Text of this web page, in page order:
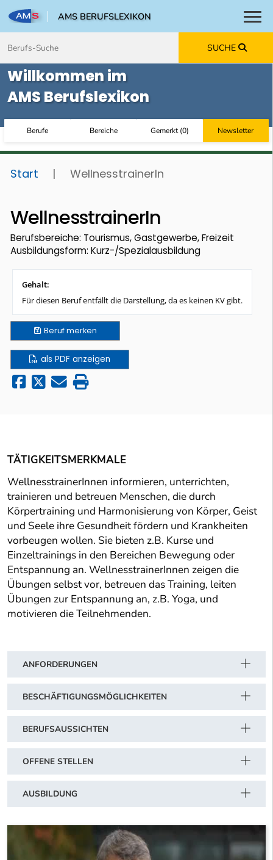
AMS BERUFSLEXIKON
SUCHE
Willkommen im
AMS Berufslexikon
Berufe Bereiche Gemerkt(0) Newsletter
Start | WellnesstrainerIn
WellnesstrainerIn
Berufsbereiche: Tourismus, Gastgewerbe, Freizeit
Ausbildungsform: Kurz-/Spezialausbildung
Gehalt:
Für diesen Beruf entfällt die Darstellung, da es keinen KV gibt.
Berufmerken
als PDF anzeigen
TÄTIGKEITSMERKMALE
WellnesstrainerInnen informieren, unterrichten,
trainieren und betreuen Menschen, die durch
Körpertraining und Harmonisierung von Körper, Geist
und Seele ihre Gesundheit fördern und Krankheiten
vorbeugen wollen. Sie bieten z.B. Kurse und
Einzeltrainings in den Bereichen Bewegung oder
Entspannung an. WellnesstrainerInnen zeigen die
Übungen selbst vor, betreuen das Training, leiten
Übungen zur Entspannung an, z.B. Yoga, und
motivieren die Teilnehmenden.
ANFORDERUNGEN
BESCHÄFTIGUNGSMÖGLICHKEITEN
BERUFSAUSSICHTEN
OFFENE STELLEN
AUSBILDUNG